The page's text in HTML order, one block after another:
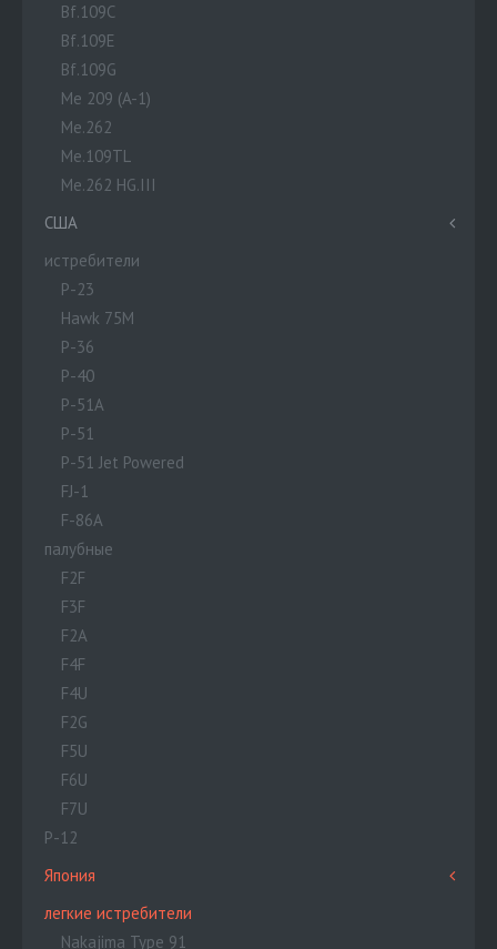
Bf.109C
Bf.109E
Bf.109G
Me 209 (A-1)
Me.262
Me.109TL
Me.262 HG.III
США
истребители
P-23
Hawk 75M
P-36
P-40
P-51A
P-51
P-51 Jet Powered
FJ-1
F-86A
палубные
F2F
F3F
F2A
F4F
F4U
F2G
F5U
F6U
F7U
P-12
Япония
легкие истребители
Nakajima Type 91